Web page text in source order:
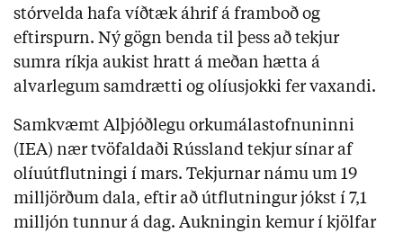
stórvelda hafa víðtæk áhrif á framboð og
eftirspurn. Ný gögn benda til þess að tekjur
sumra ríkja aukist hratt á meðan hætta á
alvarlegum samdrætti og olíusjokki fer vaxandi.
Samkvæmt Alþjóðlegu orkumálastofnuninni
(IEA) nær tvöfaldaði Rússland tekjur sínar af
olíuútflutningi í mars. Tekjurnar námu um 19
milljörðum dala, eftir að útflutningur jókst í 7,1
milljón tunnur á dag. Aukningin kemur í kjölfar